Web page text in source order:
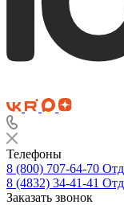
Телефоны
8 (800) 707-64-70
8 (4832) 34-41-41
Заказать звонок